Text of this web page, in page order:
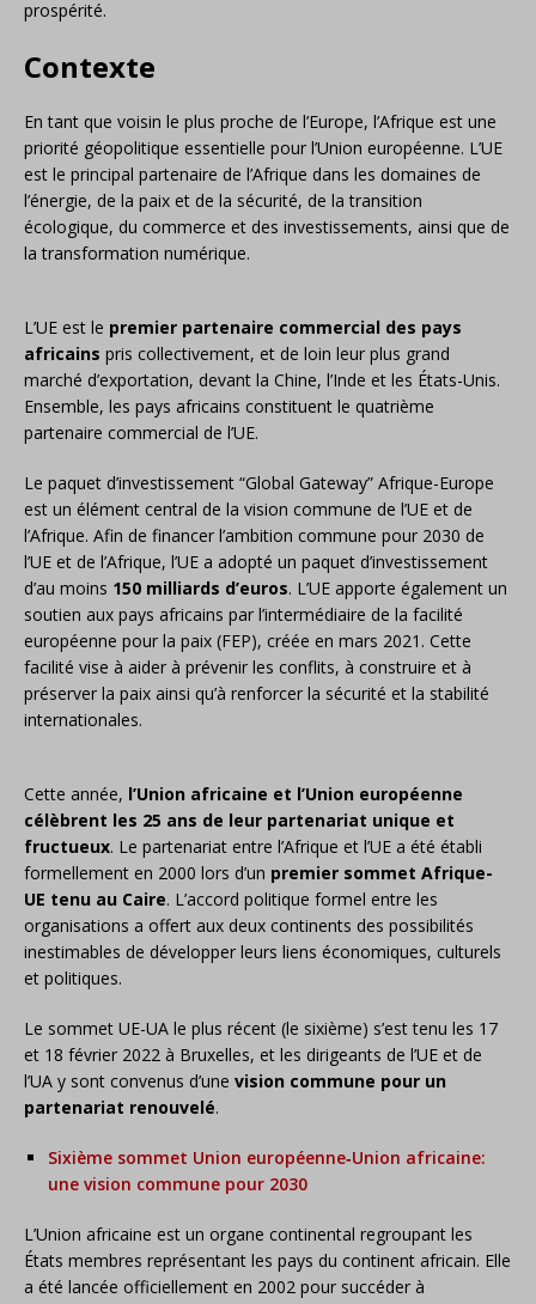
prospérité.
Contexte
En tant que voisin le plus proche de l’Europe, l’Afrique est une
priorité géopolitique essentielle pour l’Union européenne. L’UE
est le principal partenaire de l’Afrique dans les domaines de
l’énergie, de la paix et de la sécurité, de la transition
écologique, du commerce et des investissements, ainsi que de
la transformation numérique.
L’UE est le premier partenaire commercial des pays
africains pris collectivement, et de loin leur plus grand
marché d’exportation, devant la Chine, l’Inde et les États-Unis.
Ensemble, les pays africains constituent le quatrième
partenaire commercial de l’UE.
Le paquet d’investissement “Global Gateway” Afrique-Europe
est un élément central de la vision commune de l’UE et de
l’Afrique. Afin de financer l’ambition commune pour 2030 de
l’UE et de l’Afrique, l’UE a adopté un paquet d’investissement
d’au moins 150 milliards d’euros. L’UE apporte également un
soutien aux pays africains par l’intermédiaire de la facilité
européenne pour la paix (FEP), créée en mars 2021. Cette
facilité vise à aider à prévenir les conflits, à construire et à
préserver la paix ainsi qu’à renforcer la sécurité et la stabilité
internationales.
Cette année, l’Union africaine et l’Union européenne
célèbrent les 25 ans de leur partenariat unique et
fructueux. Le partenariat entre l’Afrique et l’UE a été établi
formellement en 2000 lors d’un premier sommet Afrique-
UE tenu au Caire. L’accord politique formel entre les
organisations a offert aux deux continents des possibilités
inestimables de développer leurs liens économiques, culturels
et politiques.
Le sommet UE-UA le plus récent (le sixième) s’est tenu les 17
et 18 février 2022 à Bruxelles, et les dirigeants de l’UE et de
l’UA y sont convenus d’une vision commune pour un
partenariat renouvelé.
Sixième sommet Union européenne‑Union africaine:
une vision commune pour 2030
L’Union africaine est un organe continental regroupant les
États membres représentant les pays du continent africain. Elle
a été lancée officiellement en 2002 pour succéder à